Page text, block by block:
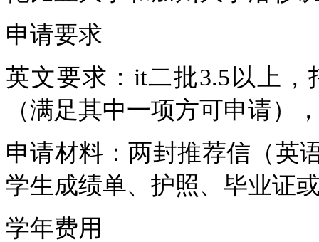
申请要求
英文要求： it二批3.5 以上，
（满足其中一项方可申请）
申请材料：两封推荐信（英
学生成绩单、护照、毕业证
学年费用